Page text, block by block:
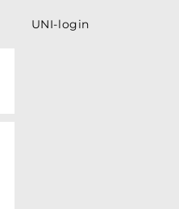
UNI-login